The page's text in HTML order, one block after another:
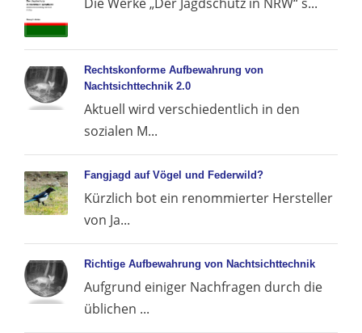
Rechtskonforme Aufbewahrung von
Nachtsichttechnik 2.0
Aktuell wird verschiedentlich in den
sozialen M...
Fangjagd auf Vögel und Federwild?
Kürzlich bot ein renommierter Hersteller
von Ja...
Richtige Aufbewahrung von Nachtsichttechnik
Aufgrund einiger Nachfragen durch die
üblichen ...